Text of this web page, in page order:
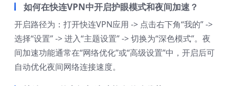
如何在快连VPN中开启护眼模式和夜间加速？
开启路径为：打开快连VPN应用 -> 点击右下角“我的” ->
选择“设置” -> 进入“主题设置” -> 切换为“深色模式”。夜
间加速功能通常在“网络优化”或“高级设置”中，开启后可
自动优化夜间网络连接速度。